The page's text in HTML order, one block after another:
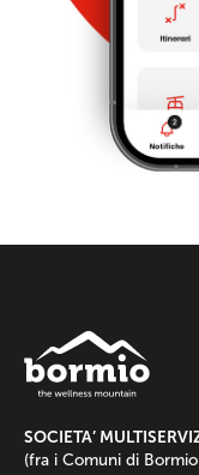
SOCIETA’
(fra i Comuni di